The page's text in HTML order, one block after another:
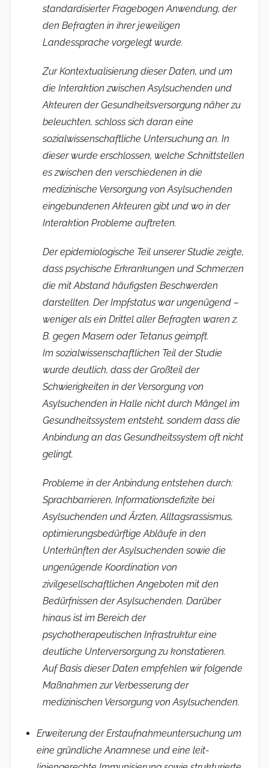
standardisierter Fragebogen Anwendung, der
den Befragten in ihrer jeweiligen
Landessprache vorgelegt wurde.
Zur Kontextualisierung dieser Daten, und um
die Interaktion zwischen Asylsuchenden und
Akteuren der Gesundheits­versorgung näher zu
beleuchten, schloss sich daran eine
sozialwissenschaftliche Untersuchung an. In
dieser wurde erschlossen, welche Schnittstellen
es zwischen den verschiedenen in die
medizinische Versorgung von Asylsuchenden
eingebundenen Akteuren gibt und wo in der
Interaktion Probleme auftreten.
Der epidemiologische Teil unserer Studie zeigte,
dass psychische Erkrankungen und Schmerzen
die mit Abstand häufigsten Beschwerden
darstellten. Der Impfstatus war unge­nügend –
weniger als ein Drittel aller Befragten waren z.
B. gegen Masern oder Tetanus geimpft.
Im sozialwissenschaftlichen Teil der Studie
wurde deutlich, dass der Großteil der
Schwierigkeiten in der Versorgung von
Asylsuchenden in Halle nicht durch Mängel im
Gesundheitssystem entsteht, sondern dass die
Anbindung an das Gesundheitssystem oft nicht
gelingt.
Probleme in der Anbindung entstehen durch:
Sprachbarrieren, Informationsdefizite bei
Asylsuchenden und Ärzten, Alltagsrassismus,
optimierungsbedürftige Abläufe in den
Unterkünften der Asylsuchenden sowie die
ungenügende Koordination von
zivilgesellschaftlichen Angeboten mit den
Bedürfnissen der Asylsuchenden. Darüber
hinaus ist im Bereich der
psychotherapeutischen Infrastruktur eine
deutliche Unterversorgung zu konstatieren.
Auf Basis dieser Daten empfehlen wir folgende
Maßnahmen zur Verbesserung der
medizinischen Versorgung von Asylsuchenden.
Erweiterung der ­Erstaufnahmeunter­su­ch­ung um
eine gründliche Anamnese und eine leit­